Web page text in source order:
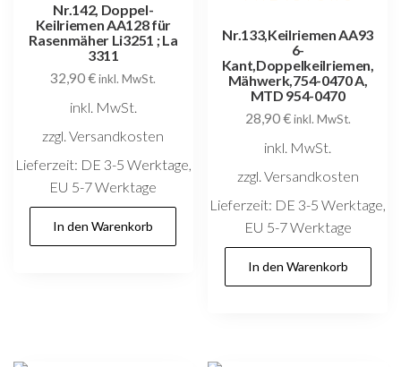
Nr.142, Doppel-
Keilriemen AA128 für
Rasenmäher Li3251 ; La
3311
32,90€ inkl. MwSt.
inkl. MwSt.
zzgl. Versandkosten
Lieferzeit: DE 3-5 Werktage,
EU 5-7 Werktage
In den Warenkorb
Nr.133,Keilriemen AA93
6-
Kant,Doppelkeilriemen,
Mähwerk,754-0470 A,
MTD 954-0470
28,90€ inkl. MwSt.
inkl. MwSt.
zzgl. Versandkosten
Lieferzeit: DE 3-5 Werktage,
EU 5-7 Werktage
In den Warenkorb